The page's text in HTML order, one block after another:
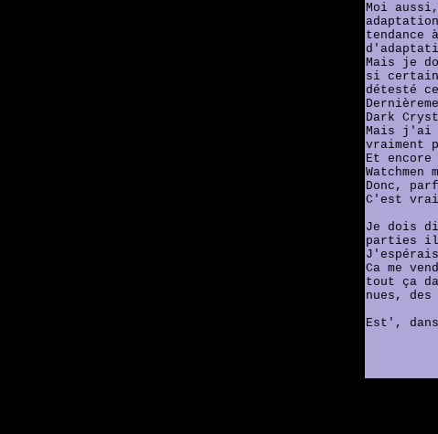
Moi
tendance
Mais je
si
détesté
Dark
Mais j'ai
vraiment
Et
Donc,
C'est
Je dois
parties
Ca me
tout ça
nues,
Est',